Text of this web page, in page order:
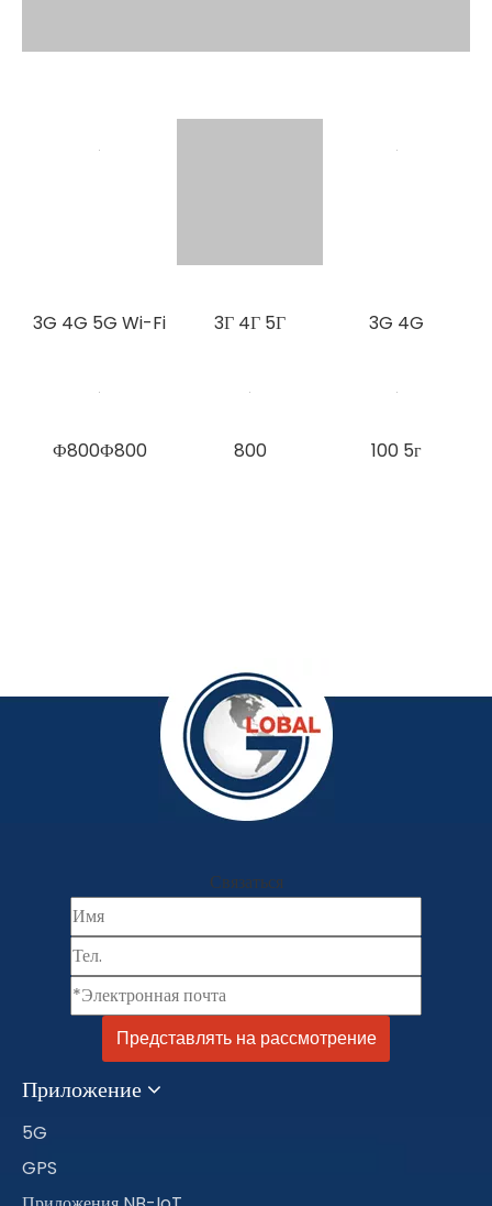
3G 4G 5G Wi-Fi 3Г 4Г 5Г 3G 4G
Ф800Ф800 800 100 5г
Связаться
Представлять на рассмотрение
Приложение
5G
GPS